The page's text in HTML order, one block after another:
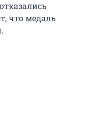
что медаль